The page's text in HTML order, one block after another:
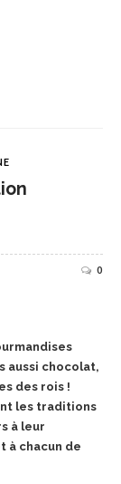
0
aussi chocolat,
des rois !
les traditions
à leur
à chacun de